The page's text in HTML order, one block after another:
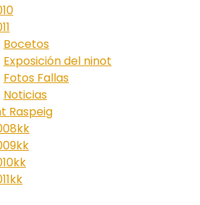
Bocetos
Exposición del ninot
Fotos Fallas
Noticias
Raspeig